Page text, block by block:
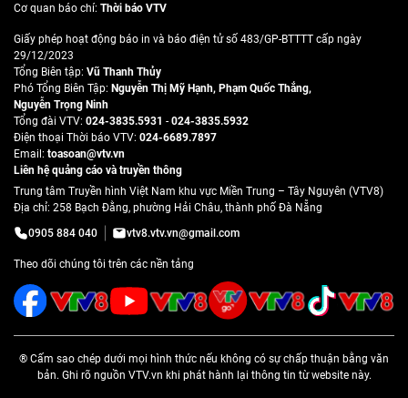
Cơ quan báo chí: Thời báo VTV
Giấy phép hoạt động báo in và báo điện tử số 483/GP-BTTTT cấp ngày
29/12/2023
Tổng Biên tập: Vũ Thanh Thủy
Phó Tổng Biên Tập: Nguyễn Thị Mỹ Hạnh, Phạm Quốc Thắng,
Nguyễn Trọng Ninh
Tổng đài VTV: 024-3835.5931 - 024-3835.5932
Ðiện thoại Thời báo VTV: 024-6689.7897
Email: toasoan@vtv.vn
Liên hệ quảng cáo và truyền thông
Trung tâm Truyền hình Việt Nam khu vực Miền Trung – Tây Nguyên (VTV8)
Địa chỉ: 258 Bạch Đằng, phường Hải Châu, thành phố Đà Nẵng
0905 884 040
vtv8.vtv.vn@gmail.com
Theo dõi chúng tôi trên các nền tảng
® Cấm sao chép dưới mọi hình thức nếu không có sự chấp thuận bằng văn
bản. Ghi rõ nguồn VTV.vn khi phát hành lại thông tin từ website này.